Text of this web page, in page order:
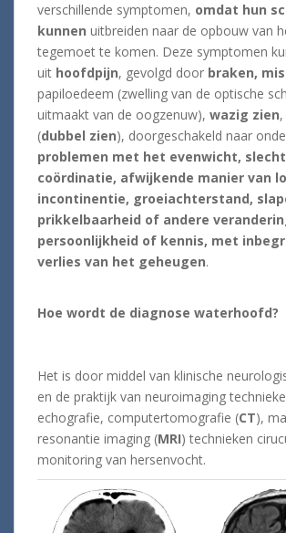
verschillende symptomen, omdat hun
kunnen uitbreiden naar de opbouw van
tegemoet te komen. Deze symptomen
uit hoofdpijn, gevolgd door braken,
papiloedeem (zwelling van de optische
uitmaakt van de oogzenuw), wazig zien
(dubbel zien), doorgeschakeld naar
problemen met het evenwicht,
coördinatie, afwijkende manier van
incontinentie, groeiachterstand,
prikkelbaarheid of andere
persoonlijkheid of kennis, met
verlies van het geheugen.
Hoe wordt de diagnose waterhoofd?
Het is door middel van klinische
en de praktijk van neuroimaging
echografie, computertomografie (CT),
resonantie imaging (MRI) technieken
monitoring van hersenvocht.